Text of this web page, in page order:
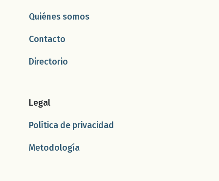
Quiénes somos
Contacto
Directorio
Legal
Política de privacidad
Metodología